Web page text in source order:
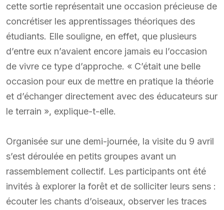
cette sortie représentait une occasion précieuse de
concrétiser les apprentissages théoriques des
étudiants. Elle souligne, en effet, que plusieurs
d’entre eux n’avaient encore jamais eu l’occasion
de vivre ce type d’approche. « C’était une belle
occasion pour eux de mettre en pratique la théorie
et d’échanger directement avec des éducateurs sur
le terrain », explique-t-elle.
Organisée sur une demi-journée, la visite du 9 avril
s’est déroulée en petits groupes avant un
rassemblement collectif. Les participants ont été
invités à explorer la forêt et de solliciter leurs sens :
écouter les chants d’oiseaux, observer les traces